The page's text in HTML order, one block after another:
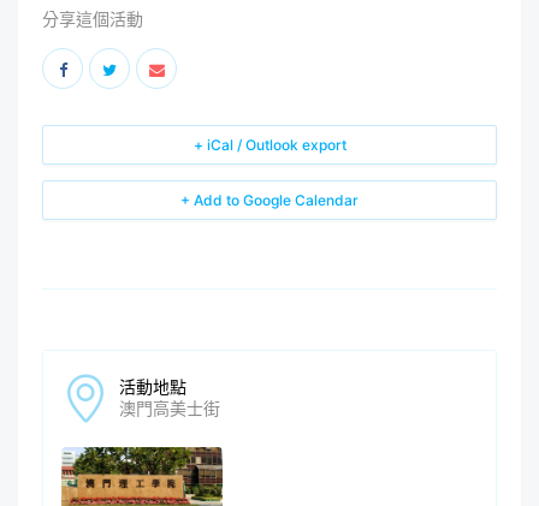
分享這個活動
+ Add to Google Calendar
+ iCal / Outlook export
活動地點
澳門高美士街